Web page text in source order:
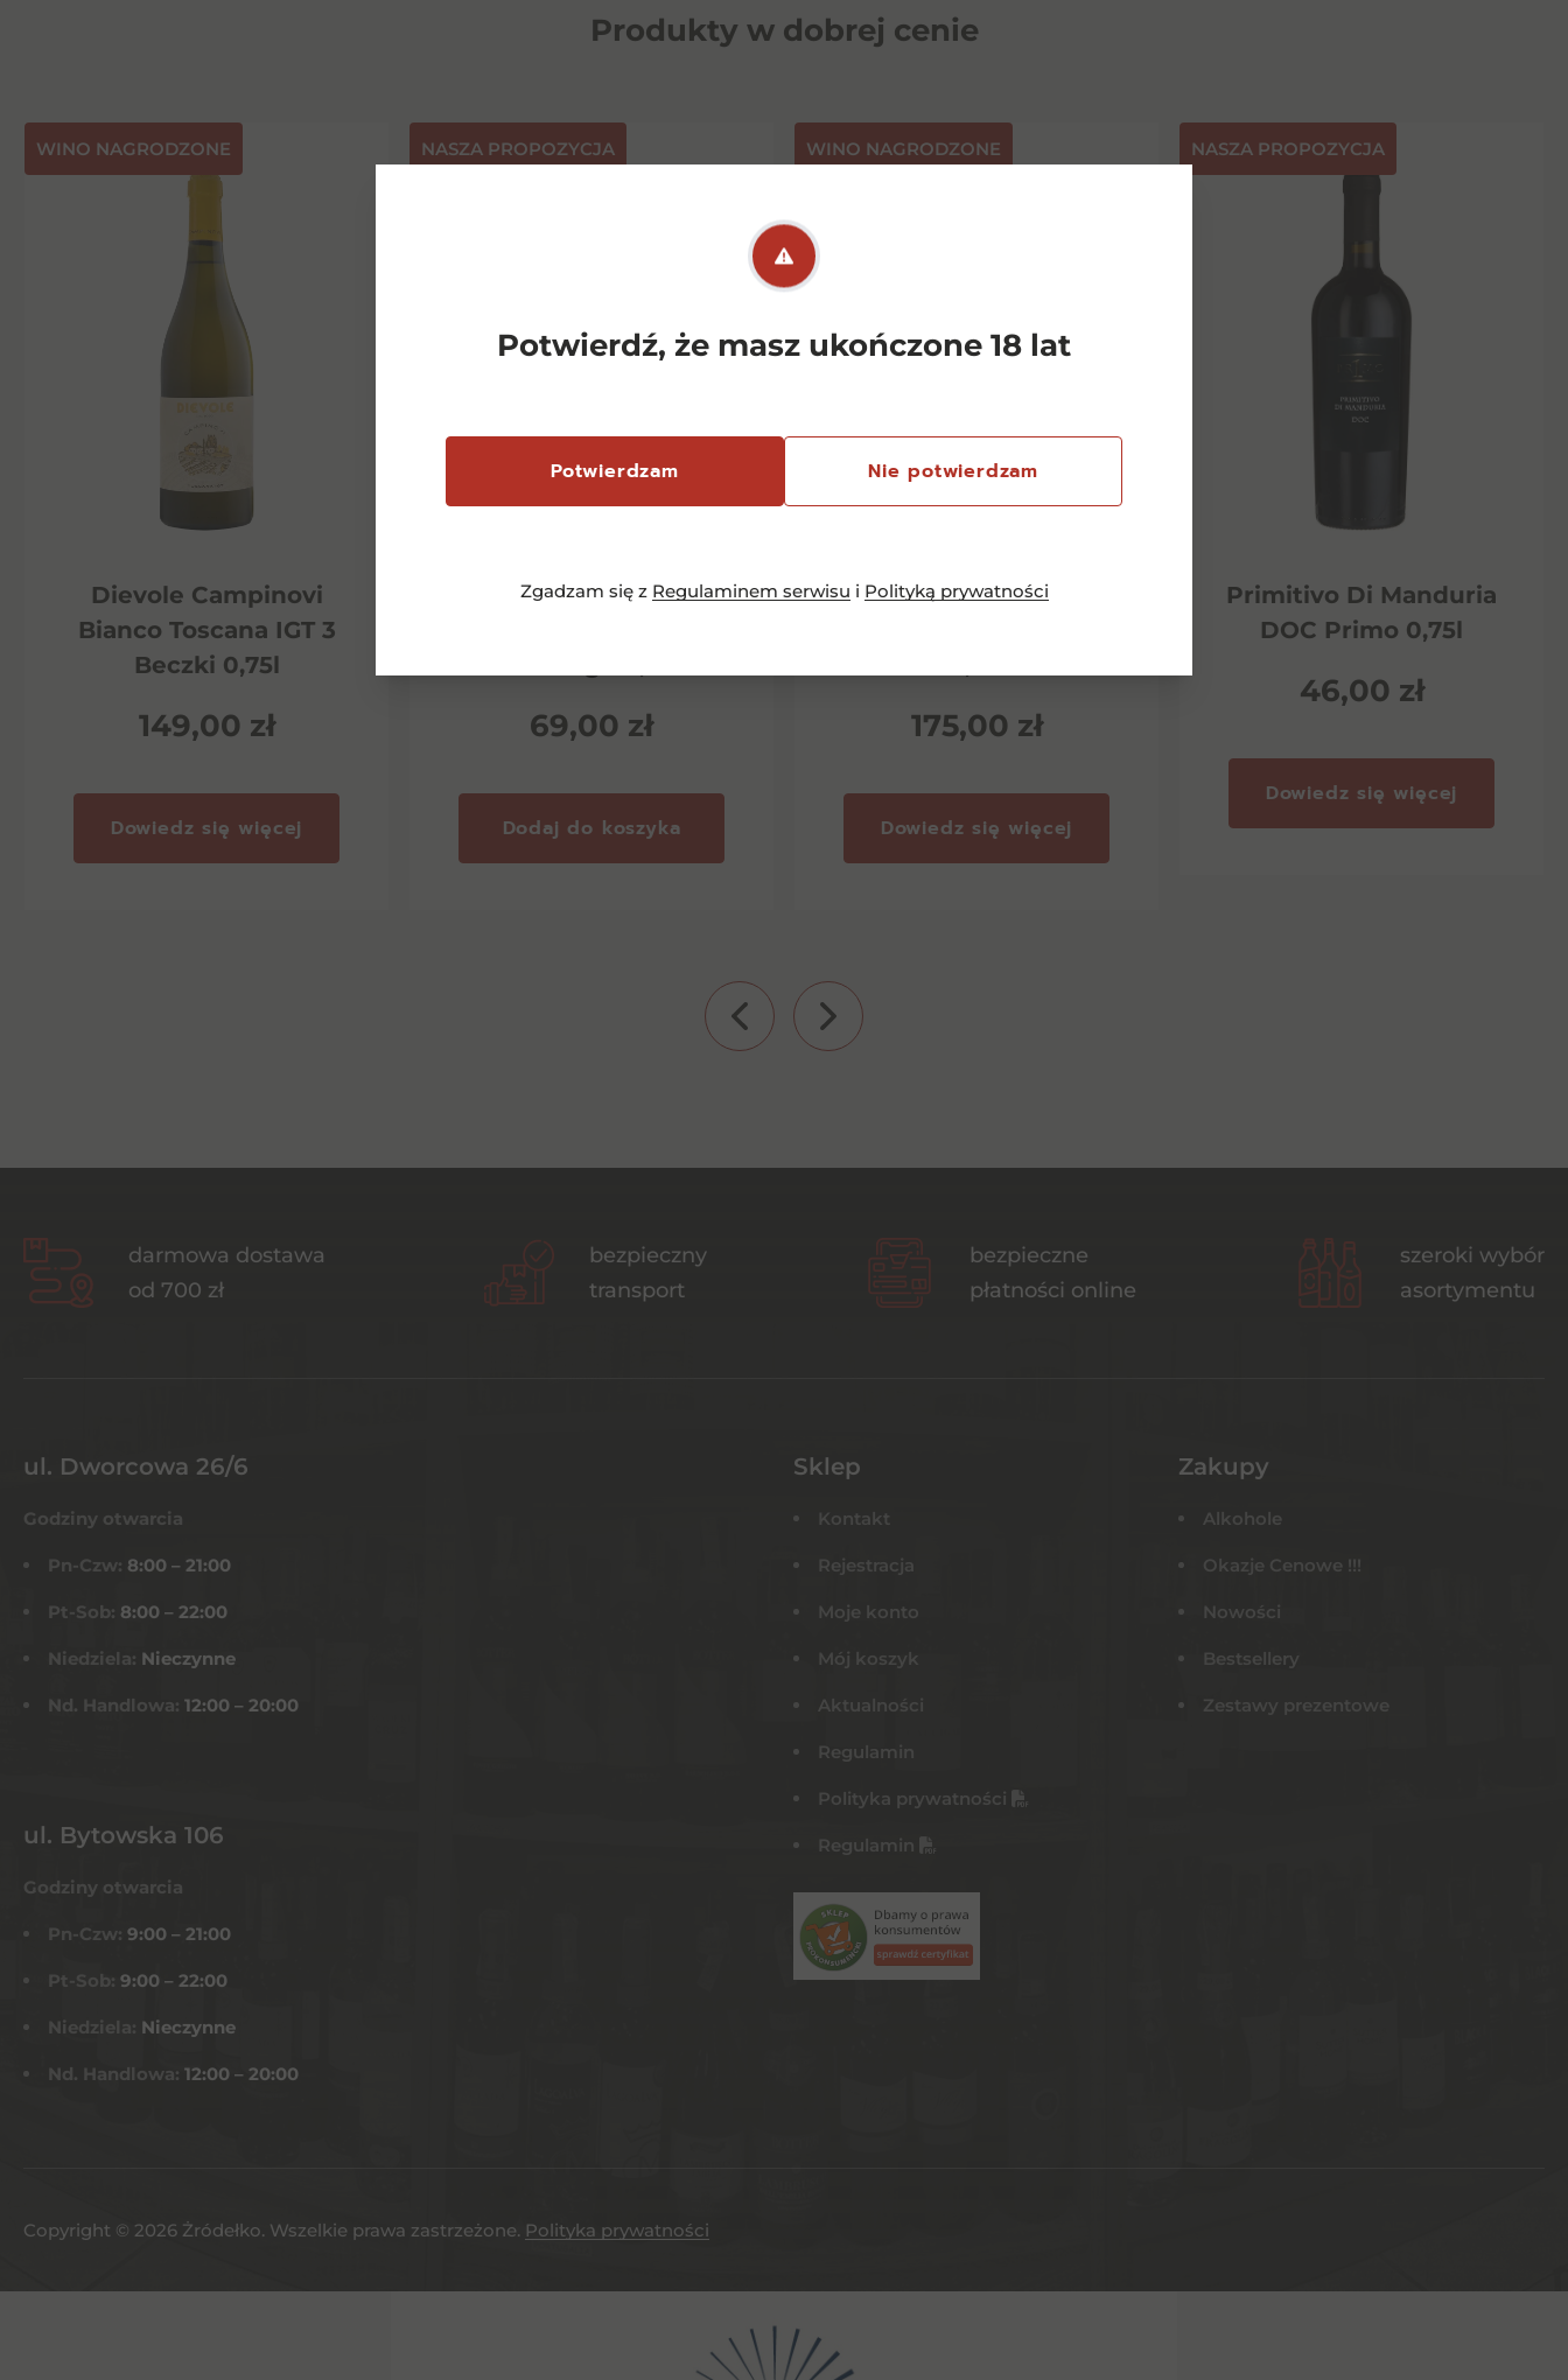
Potwierdź, że masz ukończone 18 lat
Potwierdzam Nie potwierdzam
Zgadzam się z Regulaminem serwisu i Polityką prywatności
Produkty w dobrej cenie
⁠WINO NAGRODZONE
Dievole Campinovi
Bianco Toscana IGT 3
Beczki 0,75l
149,00 zł
Dowiedz się więcej
NASZA PROPOZYCJA
Diemersfontein
69,00 zł
Dodaj do koszyka
⁠WINO NAGRODZONE
Chianti Classico Riserva
175,00 zł
Dowiedz się więcej
NASZA PROPOZYCJA
Primitivo Di Manduria
DOC Primo 0,75l
46,00 zł
Dowiedz się więcej
darmowa dostawa
od 700 zł
bezpieczny
transport
bezpieczne
płatności online
szeroki wybór
asortymentu
ul. Dworcowa 26/6
Godziny otwarcia
Pn-Czw: 8:00 – 21:00
Pt-Sob: 8:00 – 22:00
Niedziela: Nieczynne
Nd. Handlowa: 12:00 – 20:00
ul. Bytowska 106
Godziny otwarcia
Pn-Czw: 9:00 – 21:00
Pt-Sob: 9:00 – 22:00
Niedziela: Nieczynne
Nd. Handlowa: 12:00 – 20:00
Sklep
Kontakt
Rejestracja
Moje konto
Mój koszyk
Aktualności
Regulamin
Polityka prywatności
Regulamin
Zakupy
Alkohole
Okazje Cenowe !!!
Nowości
Bestsellery
Zestawy prezentowe
Copyright © 2026 Żródełko. Wszelkie prawa zastrzeżone. Polityka prywatności